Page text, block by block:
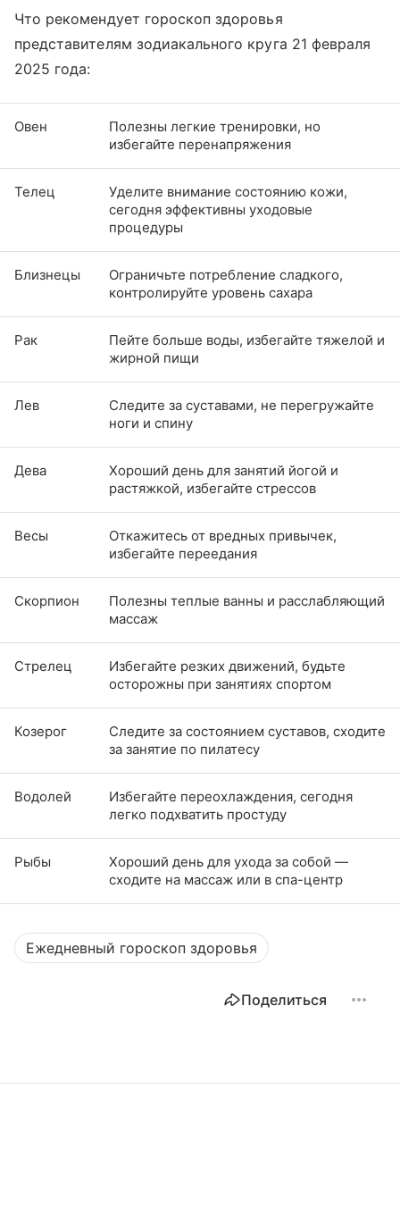
Что рекомендует гороскоп здоровья
представителям зодиакального круга 21 февраля
2025 года:
Овен
Полезны легкие тренировки, но
избегайте перенапряжения
Телец
Уделите внимание состоянию кожи,
сегодня эффективны уходовые
процедуры
Близнецы
Ограничьте потребление сладкого,
контролируйте уровень сахара
Рак
Пейте больше воды, избегайте тяжелой и
жирной пищи
Лев
Следите за суставами, не перегружайте
ноги и спину
Дева
Хороший день для занятий йогой и
растяжкой, избегайте стрессов
Весы
Откажитесь от вредных привычек,
избегайте переедания
Скорпион
Полезны теплые ванны и расслабляющий
массаж
Стрелец
Избегайте резких движений, будьте
осторожны при занятиях спортом
Козерог
Следите за состоянием суставов, сходите
за занятие по пилатесу
Водолей
Избегайте переохлаждения, сегодня
легко подхватить простуду
Рыбы
Хороший день для ухода за собой —
сходите на массаж или в спа-центр
Ежедневный гороскоп здоровья
Поделиться